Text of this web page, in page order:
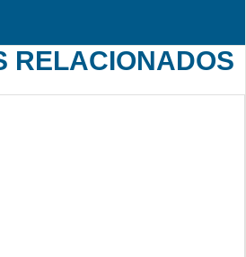
RELACIONADOS